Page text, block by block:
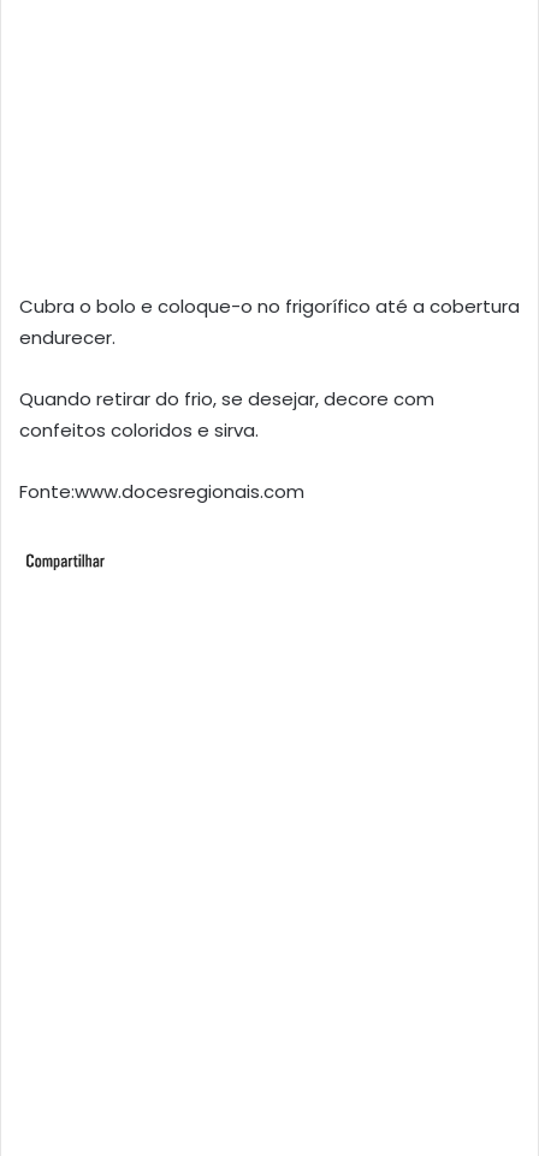
Cubra o bolo e coloque-o no frigorífico até a cobertura
endurecer.
Quando retirar do frio, se desejar, decore com
confeitos coloridos e sirva.
Fonte:www.docesregionais.com